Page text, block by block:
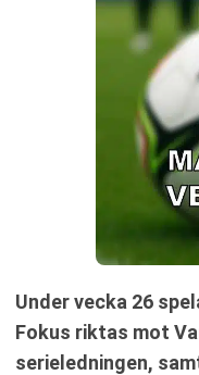
Under vecka 26
Fokus riktas mot
serieledningen,